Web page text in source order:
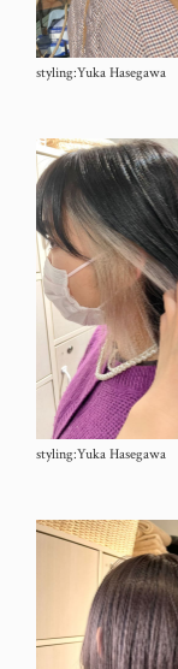
styling:Yuka Hasegawa
styling:Yuka Hasegawa